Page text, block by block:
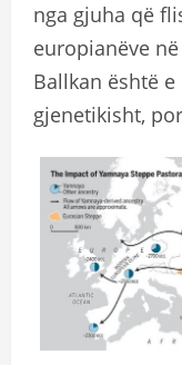
nga gjuha që
europianëve
Ballkan është
gjenetikisht,